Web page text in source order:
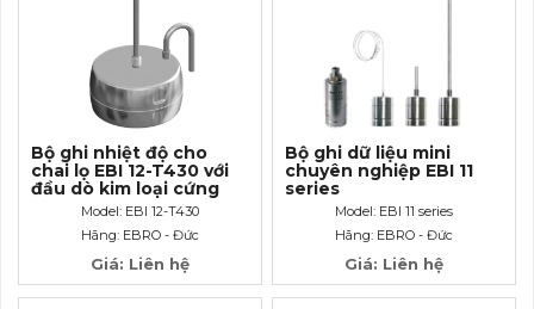
Bộ ghi nhiệt độ cho
chai lọ EBI 12-T430 với
đầu dò kim loại cứng
dài 50mmModel: EBI 12-T430
Hãng: EBRO - Đức
Giá: Liên hệ
Bộ ghi dữ liệu mini
chuyên nghiệp EBI 11
series
Model: EBI 11 series
Hãng: EBRO - Đức
Giá: Liên hệ